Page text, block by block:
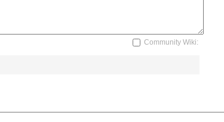
Community Wiki: